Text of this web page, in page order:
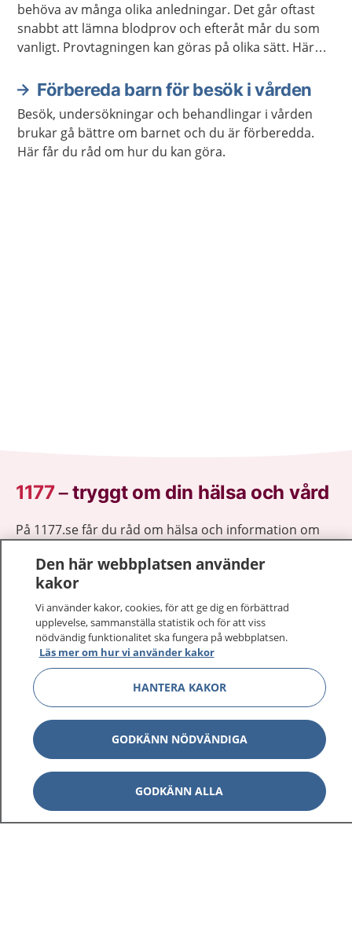
behöva av många olika anledningar. Det går oftast
snabbt att lämna blodprov och efteråt mår du som
vanligt. Provtagningen kan göras på olika sätt. Här
Förbereda barn för besök i vården
Besök, undersökningar och behandlingar i vården
brukar gå bättre om barnet och du är förberedda.
Här får du råd om hur du kan göra.
1177–tryggt om din hälsa och vård
På 1177.se får du råd om hälsa och information om
Logga in för att läsa din journal och göra dina
vårdärenden. Ring telefonnummer 1177 för
sjukvårdsrådgivning dygnet runt.
1177 ger dig råd när du vill må bättre.
1177 på flera språk Visa
Om 1177
Kontakt Visa
Den här webbplatsen använder
kakor
Vi använder kakor, cookies, för att ge dig en förbättrad
upplevelse, sammanställa statistik och för att viss
nödvändig funktionalitet ska fungera på webbplatsen.
Läs mer om hur vi använder kakor
HANTERA KAKOR
GODKÄNN NÖDVÄNDIGA
GODKÄNN ALLA